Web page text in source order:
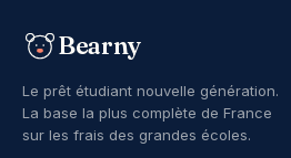
Bearny
Le prêt étudiant nouvelle génération.
La base la plus complète de France
sur les frais des grandes écoles.